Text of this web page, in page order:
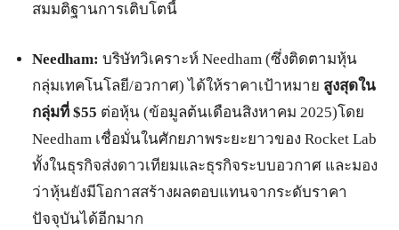
สมมติฐานการเติบโตนี้
Needham: บริษัทวิเคราะห์ Needham (ซึ่งติดตามหุ้น
กลุ่มเทคโนโลยี/อวกาศ) ได้ให้ราคาเป้าหมาย สูงสุดใน
กลุ่มที่ $55 ต่อหุ้น (ข้อมูลต้นเดือนสิงหาคม 2025)โดย
Needham เชื่อมั่นในศักยภาพระยะยาวของ Rocket Lab
ทั้งในธุรกิจส่งดาวเทียมและธุรกิจระบบอวกาศ และมอง
ว่าหุ้นยังมีโอกาสสร้างผลตอบแทนจากระดับราคา
ปัจจุบันได้อีกมาก